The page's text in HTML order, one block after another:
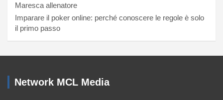
Maresca allenatore
Imparare il poker online: perché conoscere le regole è solo
il primo passo
Network MCL Media